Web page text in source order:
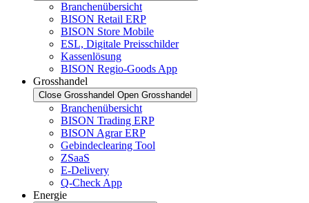
Branchenübersicht
BISON Retail ERP
BISON Store Mobile
ESL, Digitale Preisschilder
Kassenlösung
BISON Regio-Goods App
Grosshandel
Close Grosshandel Open Grosshandel
Branchenübersicht
BISON Trading ERP
BISON Agrar ERP
Gebindeclearing Tool
ZSaaS
E-Delivery
Q-Check App
Energie